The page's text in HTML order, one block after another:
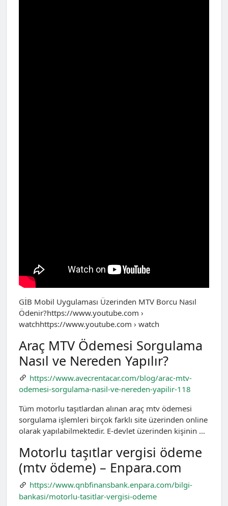
GİB Mobil Uygulaması Üzerinden MTV Borcu Nasıl
Ödenir?https://www.youtube.com ›
watchhttps://www.youtube.com › watch
Araç MTV Ödemesi Sorgulama
Nasıl ve Nereden Yapılır?
https://www.avecrentacar.com/blog/arac-mtv-
odemesi-sorgulama-nasil-ve-nereden-yapilir-118
Tüm motorlu taşıtlardan alınan araç mtv ödemesi
sorgulama işlemleri birçok farklı site üzerinden online
olarak yapılabilmektedir. E-devlet üzerinden kişinin …
Motorlu taşıtlar vergisi ödeme
(mtv ödeme) – Enpara.com
https://www.qnbfinansbank.enpara.com/bilgi-
bankasi/motorlu-tasitlar-vergisi-odeme